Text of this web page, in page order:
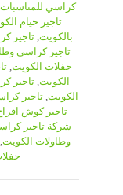
كراسي
تاجير خيام
بالكويت, تاجير
تاجير كراسى
حفلات الكويت,
الكويت, تاجير
الكويت,تاجير
تاجير كوش
شركة تاجير
وطاولات الكويت,